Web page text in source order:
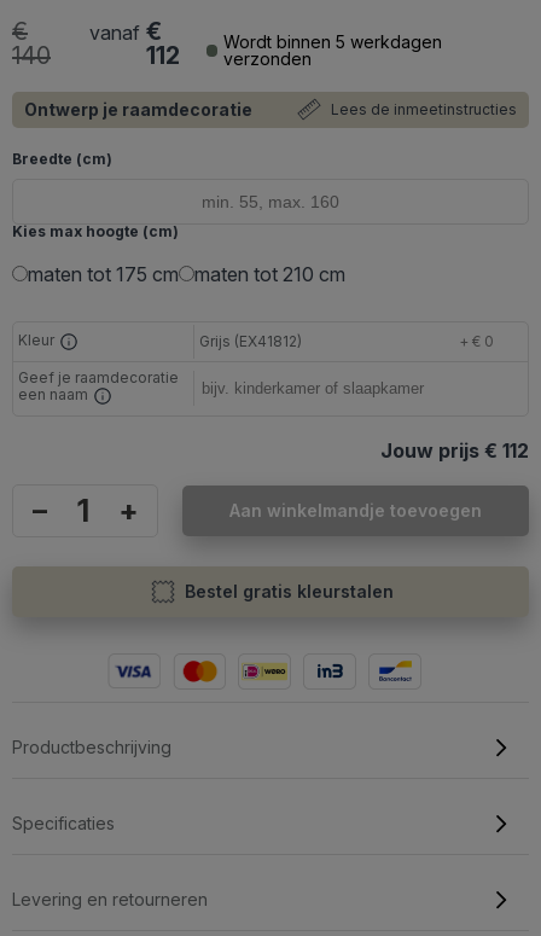
vanaf €
112
€
140
Wordt binnen 5 werkdagen
verzonden
Ontwerp je raamdecoratie Lees de inmeetinstructies
Breedte (cm)
Kies max hoogte (cm)
maten tot 175 cm maten tot 210 cm
Kleur Grijs (EX41812)
+ € 0
Geef je raamdecoratie
een naam
Jouw prijs € 112
– + Aan winkelmandje toevoegen
Bestel gratis kleurstalen
Productbeschrijving
Specificaties
Levering en retourneren